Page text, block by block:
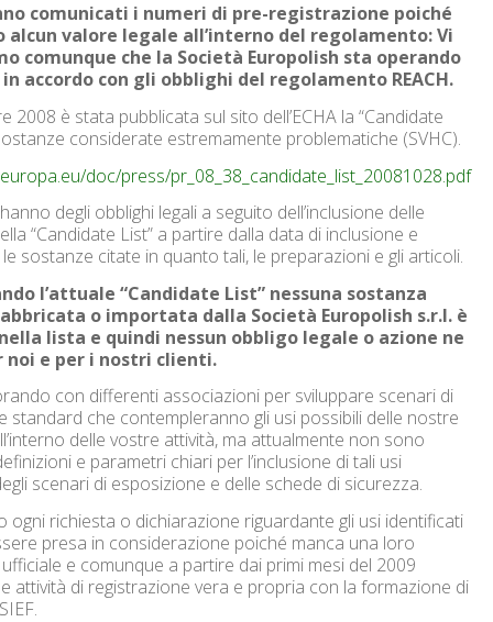
comunicati i numeri di pre-registrazione poiché
alcun valore legale all’interno del regolamento: Vi
comunque che la Società Europolish sta operando
accordo con gli obblighi del regolamento REACH.
2008 è stata pubblicata sul sito dell’ECHA la “Candidate
considerate estremamente problematiche (SVHC).
doc/press/pr_08_38_candidate_list_20081028.pdf
degli obblighi legali a seguito dell’inclusione delle
“Candidate List” a partire dalla data di inclusione e
sostanze citate in quanto tali, le preparazioni e gli articoli.
l’attuale “Candidate List” nessuna sostanza
o importata dalla Società Europolish s.r.l. è
lista e quindi nessun obbligo legale o azione ne
noi e per i nostri clienti.
con differenti associazioni per sviluppare scenari di
standard che contempleranno gli usi possibili delle nostre
delle vostre attività, ma attualmente non sono
e parametri chiari per l’inclusione di tali usi
scenari di esposizione e delle schede di sicurezza.
ogni richiesta o dichiarazione riguardante gli usi identificati
presa in considerazione poiché manca una loro
e comunque a partire dai primi mesi del 2009
attività di registrazione vera e propria con la formazione di